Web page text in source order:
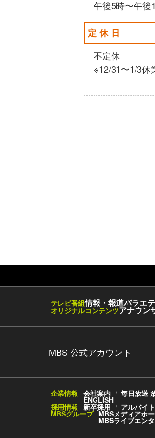
午後5時〜午後
定休日
不定休
※12/31〜1/3休
テレビ番組情報・報道バラエ
オリジナルコンテンツアナウン
MBS 公式アカウント
企業情報 会社案内 毎日放送
ENGLISH
採用情報 新卒採用 アルバイ
MBSグループ MBSメディアホ
MBSライブエン